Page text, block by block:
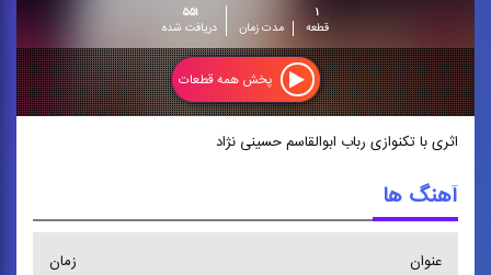
۱
قطعه
مدت زمان
۵۵۱
دریافت شده
پخش همه قطعات
اثری با تکنوازی رباب ابوالقاسم حسینی‌ نژاد
آهنگ ها
عنوان زمان